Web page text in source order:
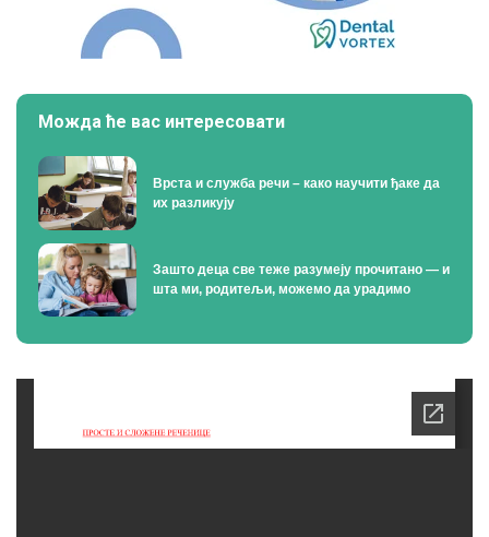
Можда ће вас интересовати
Врста и служба речи – како научити ђаке да
их разликују
Зашто деца све теже разумеју прочитано — и
шта ми, родитељи, можемо да урадимо